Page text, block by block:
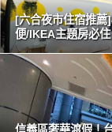
[六合夜市住宿推薦
便/IKEA主題房必住
信義區奢華渡假！